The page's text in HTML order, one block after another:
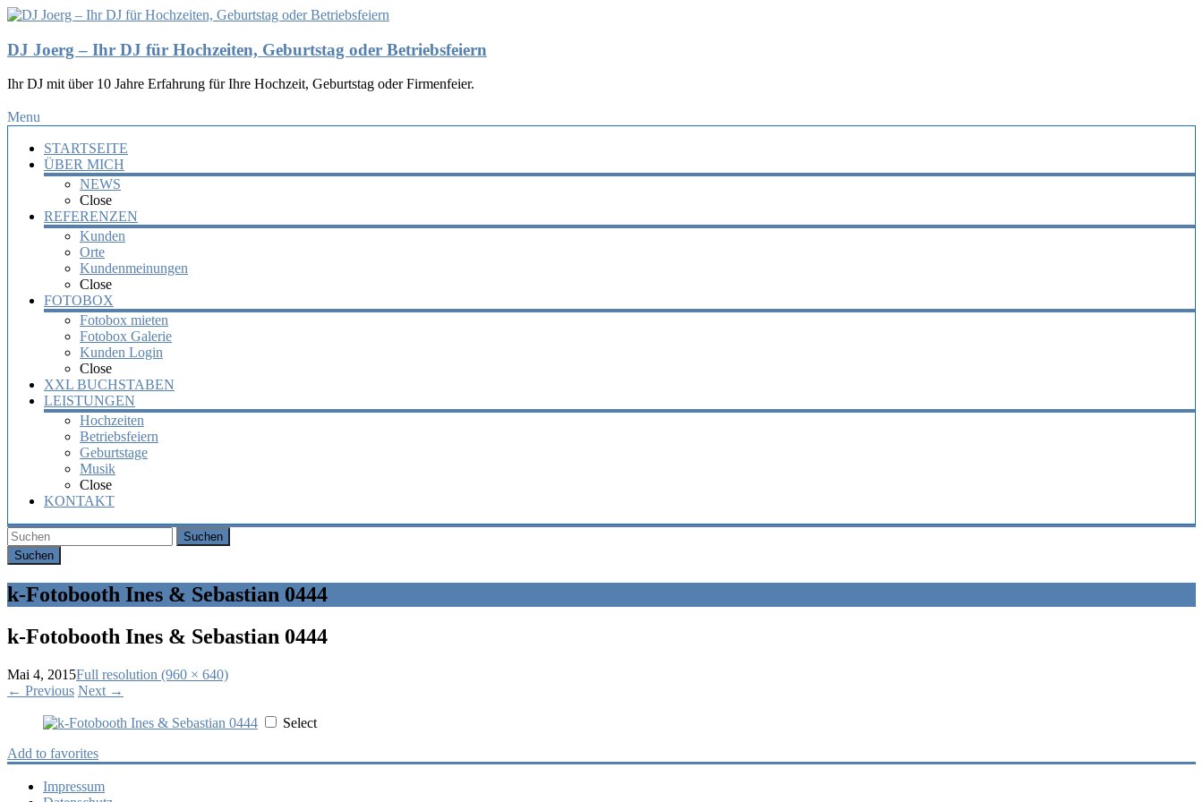
DJ Joerg – Ihr DJ für Hochzeiten, Geburtstag oder Betriebsfeiern
Ihr DJ mit über 10 Jahre Erfahrung für Ihre Hochzeit, Geburtstag oder Firmenfeier.
Menu
STARTSEITE
ÜBER MICH
NEWS
Close
REFERENZEN
Kunden
Orte
Kundenmeinungen
Close
FOTOBOX
Fotobox mieten
Fotobox Galerie
Kunden Login
Close
XXL BUCHSTABEN
LEISTUNGEN
Hochzeiten
Betriebsfeiern
Geburtstage
Musik
Close
KONTAKT
Suchen
k-Fotobooth Ines & Sebastian 0444
k-Fotobooth Ines & Sebastian 0444
Mai 4, 2015Full resolution (960 × 640)
← Previous Next →
Select
Add to favorites
Impressum